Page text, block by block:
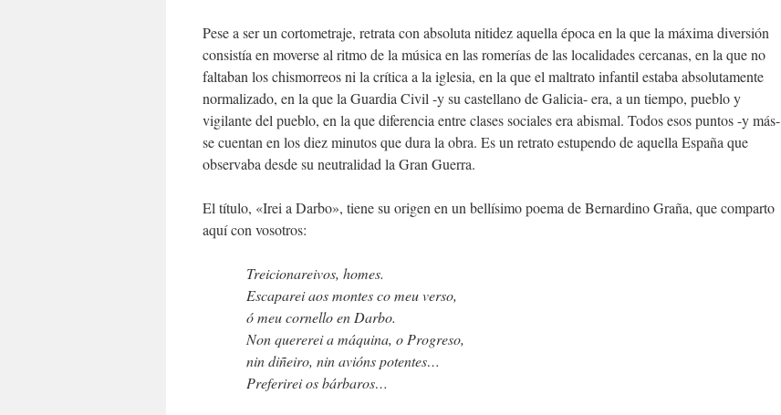
Pese a ser un cortometraje, retrata con absoluta nitidez aquella época en la que la máxima diversión
consistía en moverse al ritmo de la música en las romerías de las localidades cercanas, en la que no
faltaban los chismorreos ni la crítica a la iglesia, en la que el maltrato infantil estaba absolutamente
normalizado, en la que la Guardia Civil -y su castellano de Galicia- era, a un tiempo, pueblo y
vigilante del pueblo, en la que diferencia entre clases sociales era abismal. Todos esos puntos -y más-
se cuentan en los diez minutos que dura la obra. Es un retrato estupendo de aquella España que
observaba desde su neutralidad la Gran Guerra.
El título, «Irei a Darbo», tiene su origen en un bellísimo poema de Bernardino Graña, que comparto
aquí con vosotros:
Treicionareivos, homes.
Escaparei aos montes co meu verso,
ó meu cornello en Darbo.
Non quererei a máquina, o Progreso,
nin diñeiro, nin avións potentes…
Preferirei os bárbaros…